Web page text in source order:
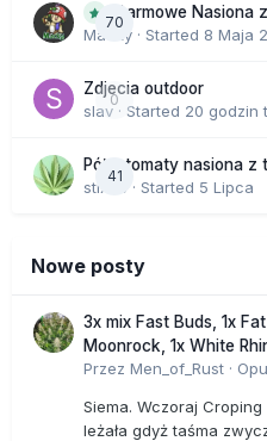
70
Darmowe Nasiona
Macky · Started 8 Maja
0
Zdjecia outdoor
slav· Started 20 godzin
41
Półautomaty nasiona z
stix33
· Started 5 Lipca
Nowe posty
3x mix Fast Buds, 1x
Moonrock, 1x White
Przez Men_of_Rust ·
Siema. Wczoraj
leżała gdyż taśma